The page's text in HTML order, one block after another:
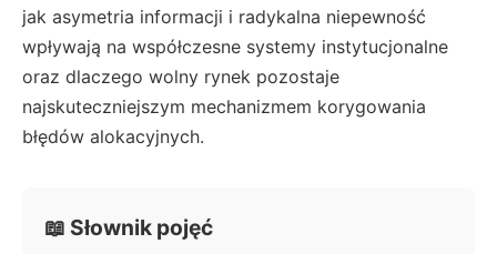
jak asymetria informacji i radykalna niepewność
wpływają na współczesne systemy instytucjonalne
oraz dlaczego wolny rynek pozostaje
najskuteczniejszym mechanizmem korygowania
błędów alokacyjnych.
📖 Słownik pojęć